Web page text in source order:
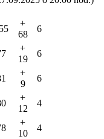
+
68
6
+
19
6
+
9
6
+
12
4
+
10
4